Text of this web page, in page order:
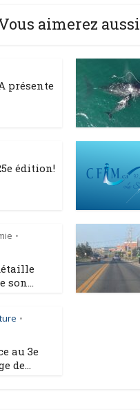
aimerez aussi
présente
édition!
•
son...
•
au 3e
de...